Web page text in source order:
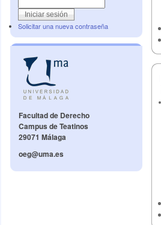
Solicitar una nueva contraseña
Facultad de Derecho
Campus de Teatinos
29071 Málaga
oeg@uma.es